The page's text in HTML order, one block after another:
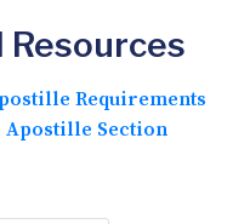
Requirements
Apostille Section